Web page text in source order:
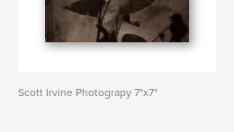
Scott Irvine Photograpy 7"x7"